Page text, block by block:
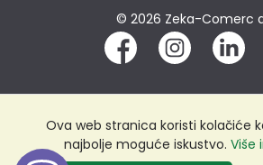
© 2026 Zeka-Comerc
Ova web stranica koristi kolačiće
najbolje moguće iskustvo. Više